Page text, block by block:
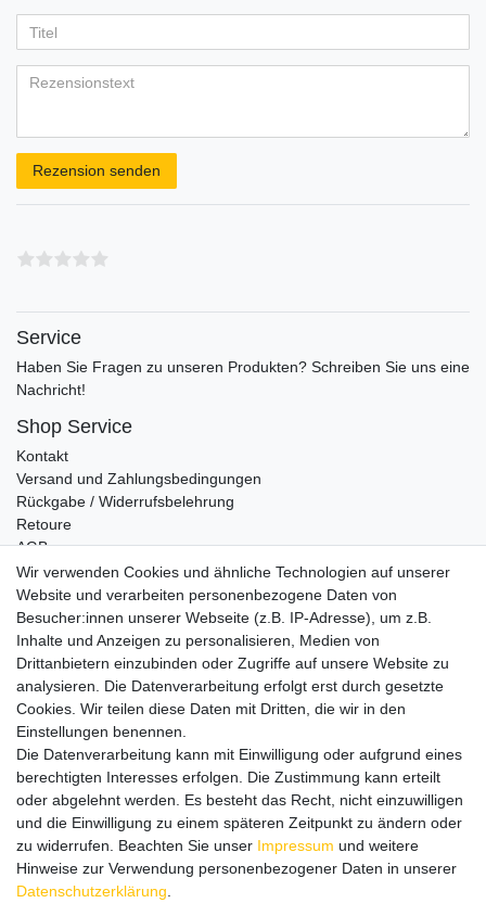
5
Bewertungssternen
5
Bewertungssternen
5
Bewertungssternen
5
Bewertungssternen
5
Bewertungssternen
Anzeigename
(optional)
Rezension senden
Service
Haben Sie Fragen zu unseren Produkten? Schreiben Sie uns eine
Nachricht!
Shop Service
Kontakt
Versand und Zahlungsbedingungen
Rückgabe / Widerrufsbelehrung
Retoure
AGB
Vertrag widerrufen
Informationen
Datenschutz
Impressum
Wir verschicken klimaneutral mit DPD
Zahlungsmethoden
Wir verwenden Cookies und ähnliche Technologien auf unserer
Website und verarbeiten personenbezogene Daten von
Besucher:innen unserer Webseite (z.B. IP-Adresse), um z.B.
Inhalte und Anzeigen zu personalisieren, Medien von
Drittanbietern einzubinden oder Zugriffe auf unsere Website zu
analysieren. Die Datenverarbeitung erfolgt erst durch gesetzte
Cookies. Wir teilen diese Daten mit Dritten, die wir in den
Einstellungen benennen.
Die Datenverarbeitung kann mit Einwilligung oder aufgrund eines
berechtigten Interesses erfolgen. Die Zustimmung kann erteilt
oder abgelehnt werden. Es besteht das Recht, nicht einzuwilligen
und die Einwilligung zu einem späteren Zeitpunkt zu ändern oder
zu widerrufen. Beachten Sie unser Impressum und weitere
Hinweise zur Verwendung personenbezogener Daten in unserer
Daten­schutz­erklärung